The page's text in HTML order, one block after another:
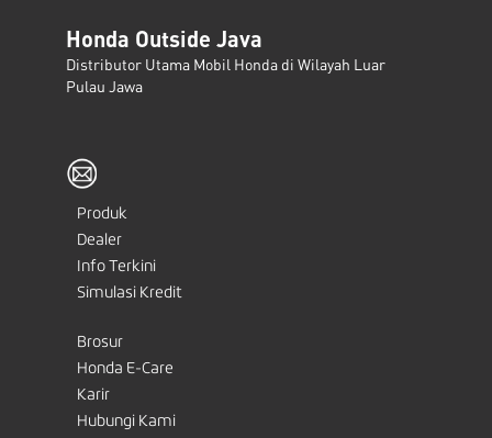
Honda Outside Java
Distributor Utama Mobil Honda di Wilayah Luar
Pulau Jawa
Produk
Dealer
Info Terkini
Simulasi Kredit
Brosur
Honda E-Care
Karir
Hubungi Kami